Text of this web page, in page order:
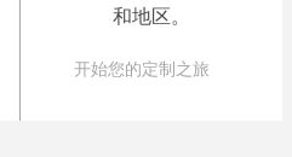
和地区。
开始您的定制之旅